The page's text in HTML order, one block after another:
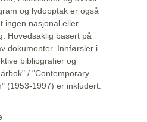
og lydopptak er også
ingen nasjonal eller
Hovedsaklig basert på
dokumenter. Innførsler i
bibliografier og
/ "Contemporary
(1953-1997) er inkludert.